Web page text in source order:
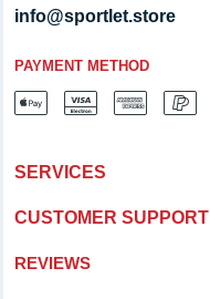
info@sportlet.store
PAYMENT METHOD
SERVICES
CUSTOMER SUPPORT
REVIEWS